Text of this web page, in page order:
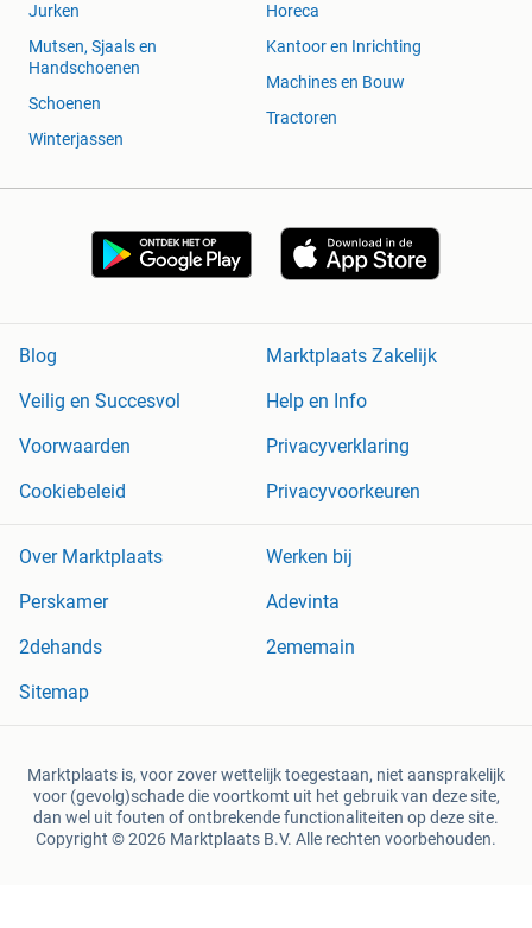
Jurken
Mutsen, Sjaals en
Handschoenen
Schoenen
Winterjassen
Horeca
Kantoor en Inrichting
Machines en Bouw
Tractoren
Blog
Marktplaats Zakelijk
Veilig en Succesvol
Help en Info
Voorwaarden
Privacyverklaring
Cookiebeleid
Privacyvoorkeuren
Over Marktplaats
Werken bij
Perskamer
Adevinta
2dehands
2ememain
Sitemap
Marktplaats is, voor zover wettelijk toegestaan, niet aansprakelijk
voor (gevolg)schade die voortkomt uit het gebruik van deze site,
dan wel uit fouten of ontbrekende functionaliteiten op deze site.
Copyright © 2026 Marktplaats B.V. Alle rechten voorbehouden.